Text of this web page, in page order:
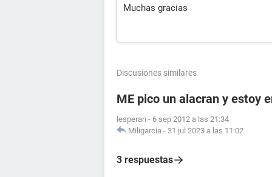
Muchas gracias
Discusiones similares
ME pico un alacran y estoy
lesperan - 6 sep 2012 a las 21:34
Miligarcia - 31 jul 2023 a las 11:02
3 respuestas